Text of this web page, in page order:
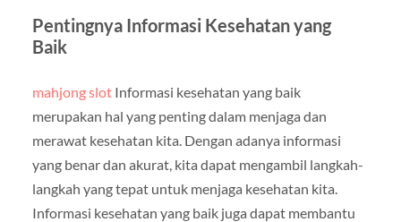
Pentingnya Informasi Kesehatan yang
Baik
mahjong slotInformasi kesehatan yang baik
merupakan hal yang penting dalam menjaga dan
merawat kesehatan kita. Dengan adanya informasi
yang benar dan akurat, kita dapat mengambil langkah-
langkah yang tepat untuk menjaga kesehatan kita.
Informasi kesehatan yang baik juga dapat membantu